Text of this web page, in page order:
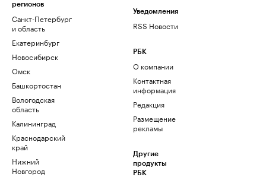
регионов
Санкт-Петербург
и область
Екатеринбург
Новосибирск
Омск
Башкортостан
Вологодская
область
Калининград
Краснодарский
край
Нижний
Новгород
Уведомления
RSS Новости
РБК
О компании
Контактная
информация
Редакция
Размещение
рекламы
Другие
продукты
РБК